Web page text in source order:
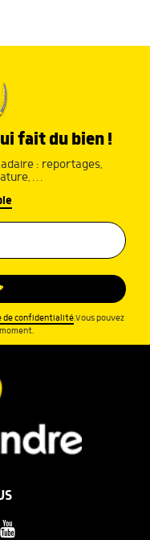
fait du bien !
: reportages,
…
de confidentialité.Vous pouvez